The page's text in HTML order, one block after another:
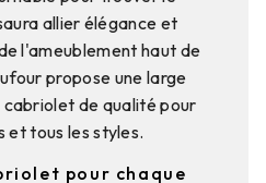
allier élégance et
l'ameublement haut de
propose une large
de qualité pour
et tous les styles.
pour chaque